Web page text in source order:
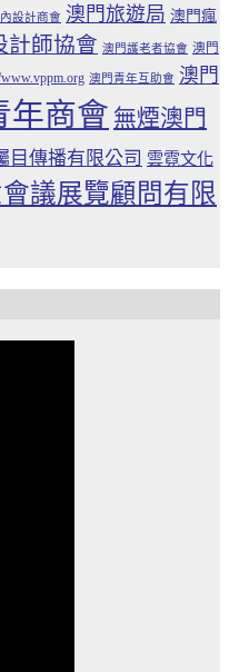
設計商會 澳門旅遊局 澳門瘋
計師協會 澳門護老者協會 澳門
澳門青年互助會 澳門
年商會 無煙澳門
目傳播有限公司 雲霓文化
議展覽顧問有限